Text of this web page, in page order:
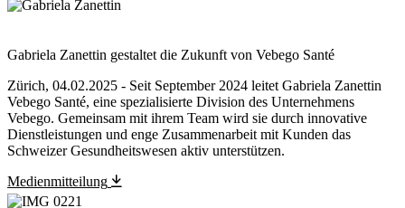
Gabriela Zanettin gestaltet die Zukunft von Vebego Santé
Zürich, 04.02.2025 - Seit September 2024 leitet Gabriela Zanettin
Vebego Santé, eine spezialisierte Division des Unternehmens
Vebego. Gemeinsam mit ihrem Team wird sie durch innovative
Dienstleistungen und enge Zusammenarbeit mit Kunden das
Schweizer Gesundheitswesen aktiv unterstützen.
Medienmitteilung